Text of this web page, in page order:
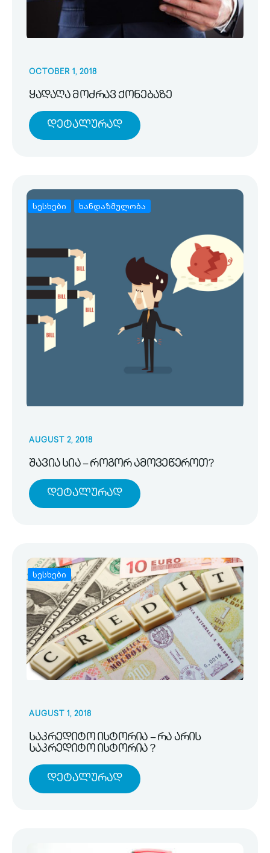
OCTOBER 1, 2018
ყადაღა მოძრავ ქონებაზე
Დეტალურად
სესხები ხანდაზმულობა
AUGUST 2, 2018
შავია სია – როგორ ამოვეწეროთ?
Დეტალურად
სესხები
AUGUST 1, 2018
საკრედიტო ისტორია – რა არის
საკრედიტო ისტორია ?
Დეტალურად